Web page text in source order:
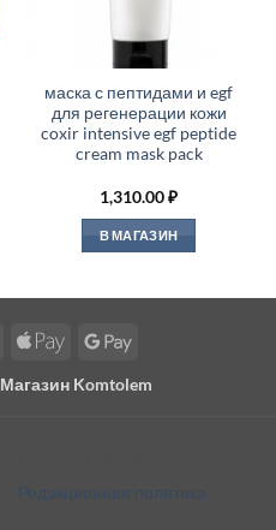
маска с пептидами и egf
для регенерации кожи
coxir intensive egf peptide
cream mask pack
1,310.00₽
В МАГАЗИН
MasterCardApple
Google
Магазин Komtolem
Редакционная политика